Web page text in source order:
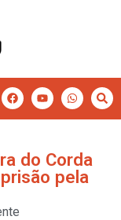
do Corda
pela